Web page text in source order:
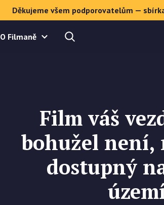
Děkujeme všem podporovatelům —
O Filmaně
Film váš
bohužel není,
dostupný